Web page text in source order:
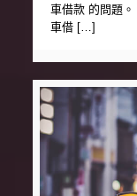
車借款 的問題
車借 […]